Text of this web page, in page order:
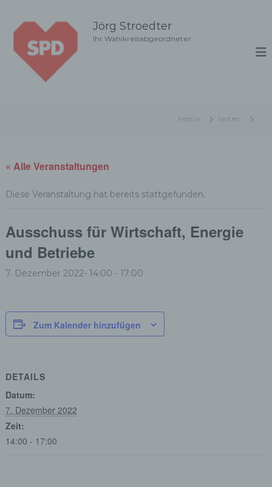
Jörg Stroedter
Ihr Wahlkreisabgeordneter
Home Seiten
« Alle Veranstaltungen
Diese Veranstaltung hat bereits stattgefunden.
Ausschuss für Wirtschaft, Energie
und Betriebe
7. Dezember 2022- 14:00 - 17:00
Zum Kalender hinzufügen
DETAILS
Datum:
7. Dezember 2022
Zeit:
14:00 - 17:00